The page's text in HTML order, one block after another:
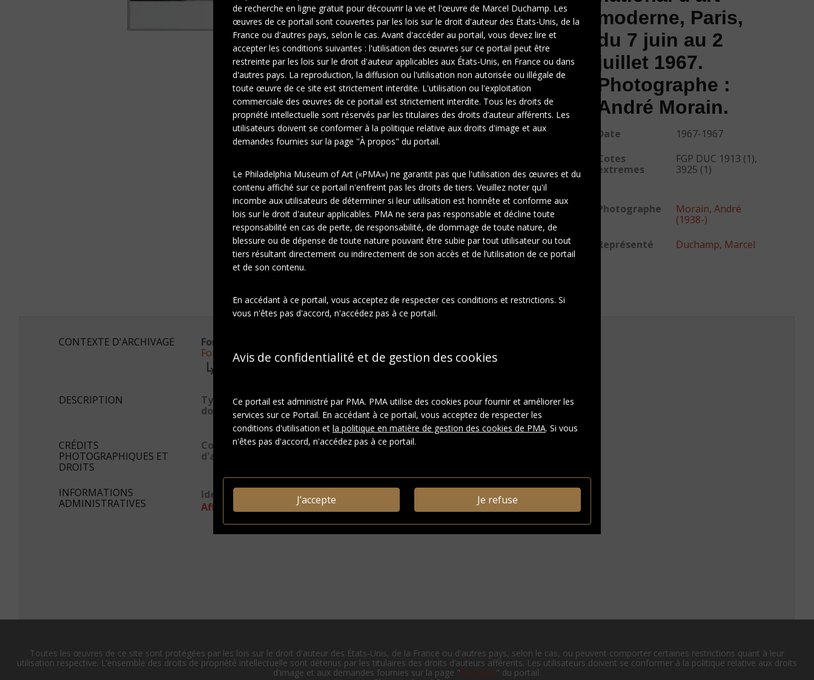
2
moderne, Paris,
du 7 juin au 2
juillet 1967.
Photographe :
André Morain.
Date
1967-1967
Cotes
extremes
FGP DUC 1913 (1),
3925 (1)
Photographe
Morain, André
(1938-)
Représenté
Duchamp, Marcel
À propos de cet objet En relation
CONTEXTE D'ARCHIVAGE
Fonds ou collection:
Fonds général des photographies
Série:
DESCRIPTION
Type de
document
Photographies
CRÉDITS
PHOTOGRAPHIQUES ET
DROITS
Conditions
d'accès
INFORMATIONS
ADMINISTRATIVES
Identifiant système: FRM5050-X003175401
Afficher en JSON-LD|Télécharger
Toutes les œuvres de ce site sont protégées par les lois sur le droit d'auteur des États-Unis, de la France ou d'autres pays, selon le cas, ou peuvent comporter certaines restrictions quant à leur
utilisation respective. L’ensemble des droits de propriété intellectuelle sont détenus par les titulaires des droits d’auteurs afférents. Les utilisateurs doivent se conformer à la politique relative aux droits
d'image et aux demandes fournies sur la page "À propos" du portail.
de recherche en ligne gratuit pour découvrir la vie et l'œuvre de Marcel Duchamp. Les
œuvres de ce portail sont couvertes par les lois sur le droit d'auteur des États-Unis, de la
France ou d'autres pays, selon le cas. Avant d'accéder au portail, vous devez lire et
accepter les conditions suivantes : l'utilisation des œuvres sur ce portail peut être
restreinte par les lois sur le droit d'auteur applicables aux États-Unis, en France ou dans
d'autres pays. La reproduction, la diffusion ou l'utilisation non autorisée ou illégale de
toute œuvre de ce site est strictement interdite. L'utilisation ou l'exploitation
commerciale des œuvres de ce portail est strictement interdite. Tous les droits de
propriété intellectuelle sont réservés par les titulaires des droits d’auteur afférents. Les
utilisateurs doivent se conformer à la politique relative aux droits d'image et aux
demandes fournies sur la page "À propos" du portail.
Le Philadelphia Museum of Art («PMA») ne garantit pas que l'utilisation des œuvres et du
contenu affiché sur ce portail n'enfreint pas les droits de tiers. Veuillez noter qu'il
incombe aux utilisateurs de déterminer si leur utilisation est honnête et conforme aux
lois sur le droit d'auteur applicables. PMA ne sera pas responsable et décline toute
responsabilité en cas de perte, de responsabilité, de dommage de toute nature, de
blessure ou de dépense de toute nature pouvant être subie par tout utilisateur ou tout
tiers résultant directement ou indirectement de son accès et de l’utilisation de ce portail
et de son contenu.
En accédant à ce portail, vous acceptez de respecter ces conditions et restrictions. Si
vous n'êtes pas d'accord, n'accédez pas à ce portail.
Avis de confidentialité et de gestion des cookies
Ce portail est administré par PMA. PMA utilise des cookies pour fournir et améliorer les
services sur ce Portail. En accédant à ce portail, vous acceptez de respecter les
conditions d'utilisation et la politique en matière de gestion des cookies de PMA. Si vous
n'êtes pas d'accord, n'accédez pas à ce portail.
J’accepte Je refuse